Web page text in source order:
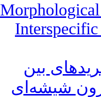
Morphological
بین
شیشه‌ای